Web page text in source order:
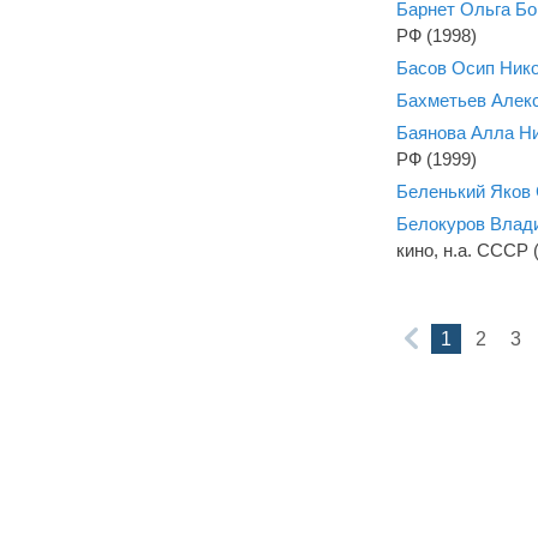
Барнет Ольга
РФ (1998)
Басов Осип
Бахметьев
Баянова Алла
РФ (1999)
Беленький Яков
Белокуров
кино, н.а. СССР
1 2 3